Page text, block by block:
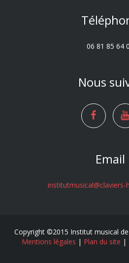
06 81 85 64
Nous
Email
institutmusical@claviers-
Copyright ©2015 Institut musical
Mentions légales | Plan du site |